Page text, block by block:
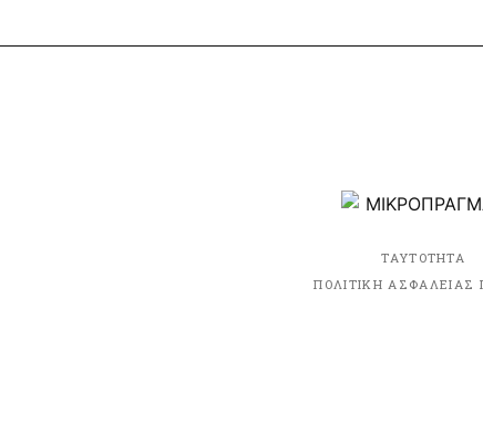
ΤΑΥΤΟΤΗΤΑ
ΠΟΛΙΤΙΚΗ ΑΣΦΑΛΕΙΑΣ